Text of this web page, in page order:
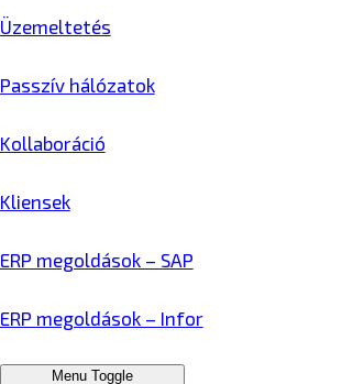
Üzemeltetés
Passzív hálózatok
Kollaboráció
Kliensek
ERP megoldások – SAP
ERP megoldások – Infor
Menu Toggle